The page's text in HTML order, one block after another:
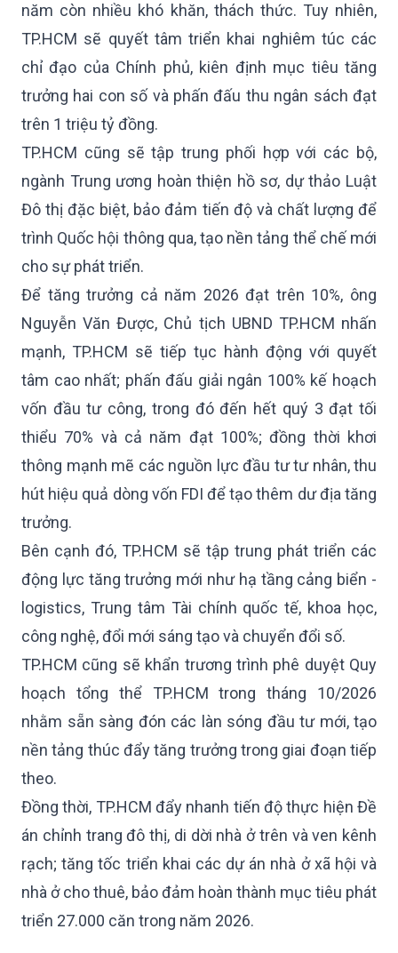
năm còn nhiều khó khăn, thách thức. Tuy nhiên,
TP.HCM sẽ quyết tâm triển khai nghiêm túc các
chỉ đạo của Chính phủ, kiên định mục tiêu tăng
trưởng hai con số và phấn đấu thu ngân sách đạt
trên 1 triệu tỷ đồng.
TP.HCM cũng sẽ tập trung phối hợp với các bộ,
ngành Trung ương hoàn thiện hồ sơ, dự thảo Luật
Đô thị đặc biệt, bảo đảm tiến độ và chất lượng để
trình Quốc hội thông qua, tạo nền tảng thể chế mới
cho sự phát triển.
Để tăng trưởng cả năm 2026 đạt trên 10%, ông
Nguyễn Văn Được, Chủ tịch UBND TP.HCM nhấn
mạnh, TP.HCM sẽ tiếp tục hành động với quyết
tâm cao nhất; phấn đấu giải ngân 100% kế hoạch
vốn đầu tư công, trong đó đến hết quý 3 đạt tối
thiểu 70% và cả năm đạt 100%; đồng thời khơi
thông mạnh mẽ các nguồn lực đầu tư tư nhân, thu
hút hiệu quả dòng vốn FDI để tạo thêm dư địa tăng
trưởng.
Bên cạnh đó, TP.HCM sẽ tập trung phát triển các
động lực tăng trưởng mới như hạ tầng cảng biển -
logistics, Trung tâm Tài chính quốc tế, khoa học,
công nghệ, đổi mới sáng tạo và chuyển đổi số.
TP.HCM cũng sẽ khẩn trương trình phê duyệt Quy
hoạch tổng thể TP.HCM trong tháng 10/2026
nhằm sẵn sàng đón các làn sóng đầu tư mới, tạo
nền tảng thúc đẩy tăng trưởng trong giai đoạn tiếp
theo.
Đồng thời, TP.HCM đẩy nhanh tiến độ thực hiện Đề
án chỉnh trang đô thị, di dời nhà ở trên và ven kênh
rạch; tăng tốc triển khai các dự án nhà ở xã hội và
nhà ở cho thuê, bảo đảm hoàn thành mục tiêu phát
triển 27.000 căn trong năm 2026.